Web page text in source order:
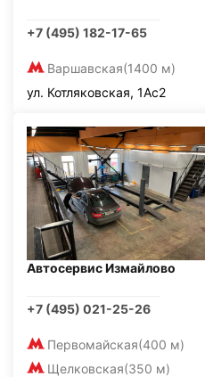
+7 (495) 182-17-65
Варшавская(1400 м)
ул. Котляковская, 1Ас2
Автосервис Измайлово
+7 (495) 021-25-26
Первомайская(400 м)
Щелковская(350 м)